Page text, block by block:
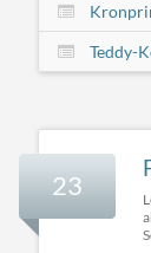
Teddy-
23